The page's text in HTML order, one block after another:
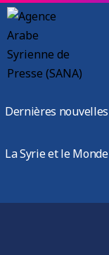
Dernières nouvelles
La Syrie et le Monde